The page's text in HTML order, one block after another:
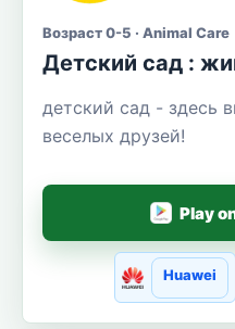
Возраст 0-5 · Animal Care
Детский сад :
детский сад - здесь
веселых друзей!
Play
Huawei